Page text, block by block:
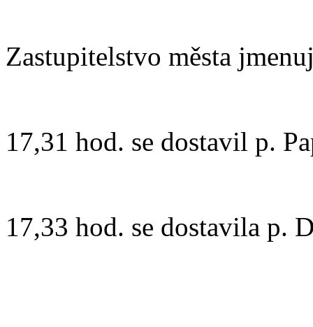
Zastupitelstvo města
17,31 hod. se dostavil p.
17,33 hod. se dostavila p.